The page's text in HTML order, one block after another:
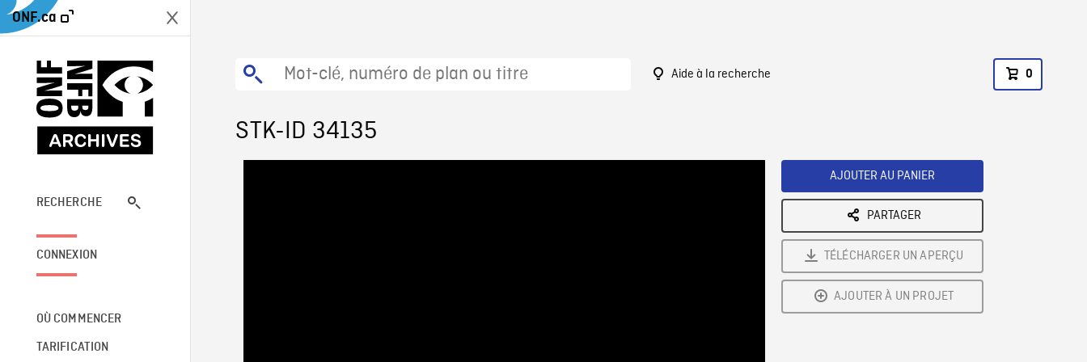
ONF.ca
RECHERCHE
CONNEXION
OÙ COMMENCER
TARIFICATION
Aide à la recherche 0
STK-ID 34135
AJOUTER AU PANIER
PARTAGER
TÉLÉCHARGER UN APERÇU
AJOUTER À UN PROJET